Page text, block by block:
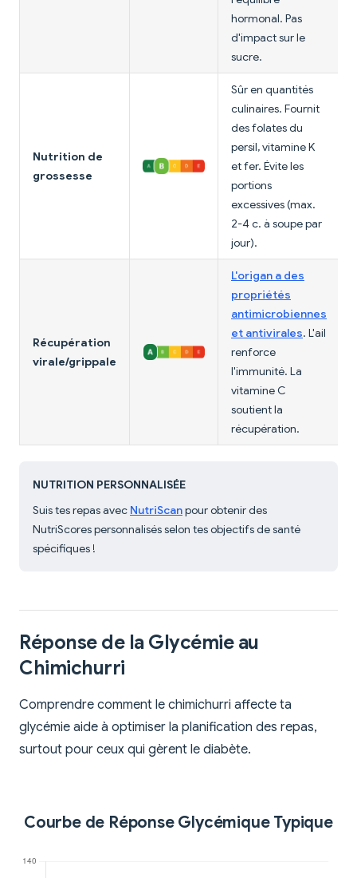
hormonal. Pas
d'impact sur le
sucre.
Nutrition de
grossesse
Sûr en quantités
culinaires. Fournit
des folates du
persil, vitamine K
et fer. Évite les
portions
excessives (max.
2-4 c. à soupe par
jour).
Récupération
virale/grippale
L'origan a des
propriétés
antimicrobiennes
et antivirales. L'ail
renforce
l'immunité. La
vitamine C
soutient la
récupération.
NUTRITION PERSONNALISÉE
Suis tes repas avec NutriScanpour obtenir des
NutriScores personnalisés selon tes objectifs de santé
spécifiques !
Réponse de la Glycémie au
Chimichurri
Comprendre comment le chimichurri affecte ta
glycémie aide à optimiser la planification des repas,
surtout pour ceux qui gèrent le diabète.
Courbe de Réponse Glycémique Typique